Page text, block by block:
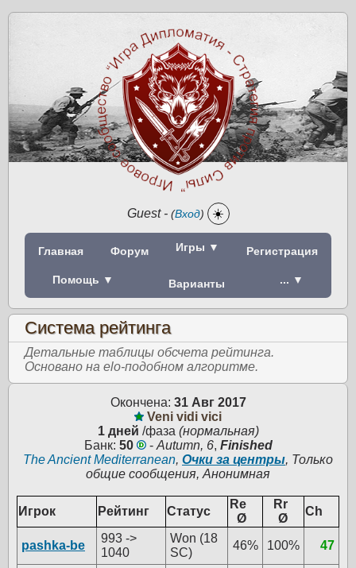
Guest- (Вход) ☀️
Главная Форум Игры ▼ Регистрация
Помощь ▼ Варианты ... ▼
Система рейтинга
Детальные таблицы обсчета рейтинга.
Основано на elo-подобном алгоритме.
Окончена: 31 Авг 2017
Veni vidi vici
1 дней /фаза (нормальная)
Банк: 50 - Autumn, 6, Finished
The Ancient Mediterranean, Очки за центры, Только
общие сообщения, Анонимная
Игрок Рейтинг Статус
Re
Ø
Rr
Ø
Ch
pashka-be
993 ->
1040
Won (18
SC)
46% 100% 47